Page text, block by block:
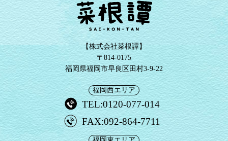
【株式会社菜根譚】
〒814-0175
福岡県福岡市早良区田村3-9-22
福岡西エリア
TEL:0120-077-014
FAX:092-864-7711